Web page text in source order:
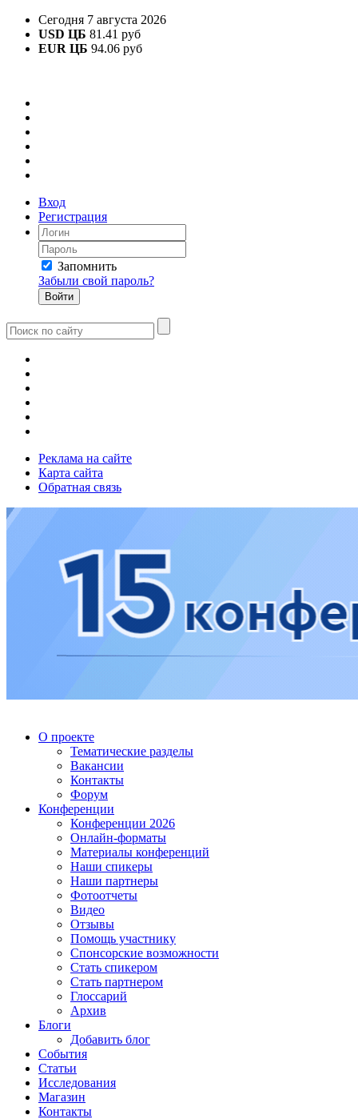
Сегодня 7 августа 2026
USD ЦБ 81.41 руб
EUR ЦБ 94.06 руб
Вход
Регистрация
Запомнить
Забыли свой пароль?
Реклама на сайте
Карта сайта
Обратная связь
О проекте
Тематические разделы
Вакансии
Контакты
Форум
Конференции
Конференции 2026
Онлайн-форматы
Материалы конференций
Наши спикеры
Наши партнеры
Фотоотчеты
Видео
Отзывы
Помощь участнику
Спонсорские возможности
Стать спикером
Стать партнером
Глоссарий
Архив
Блоги
Добавить блог
События
Статьи
Исследования
Магазин
Контакты